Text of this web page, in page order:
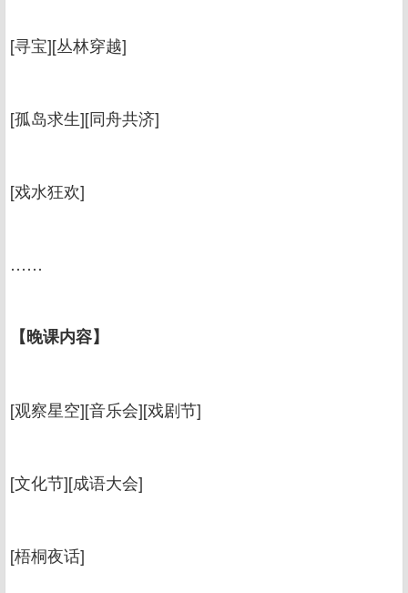
[寻宝][丛林穿越]
[孤岛求生][同舟共济]
[戏水狂欢]
……
【晚课内容】
[观察星空][音乐会][戏剧节]
[文化节][成语大会]
[梧桐夜话]